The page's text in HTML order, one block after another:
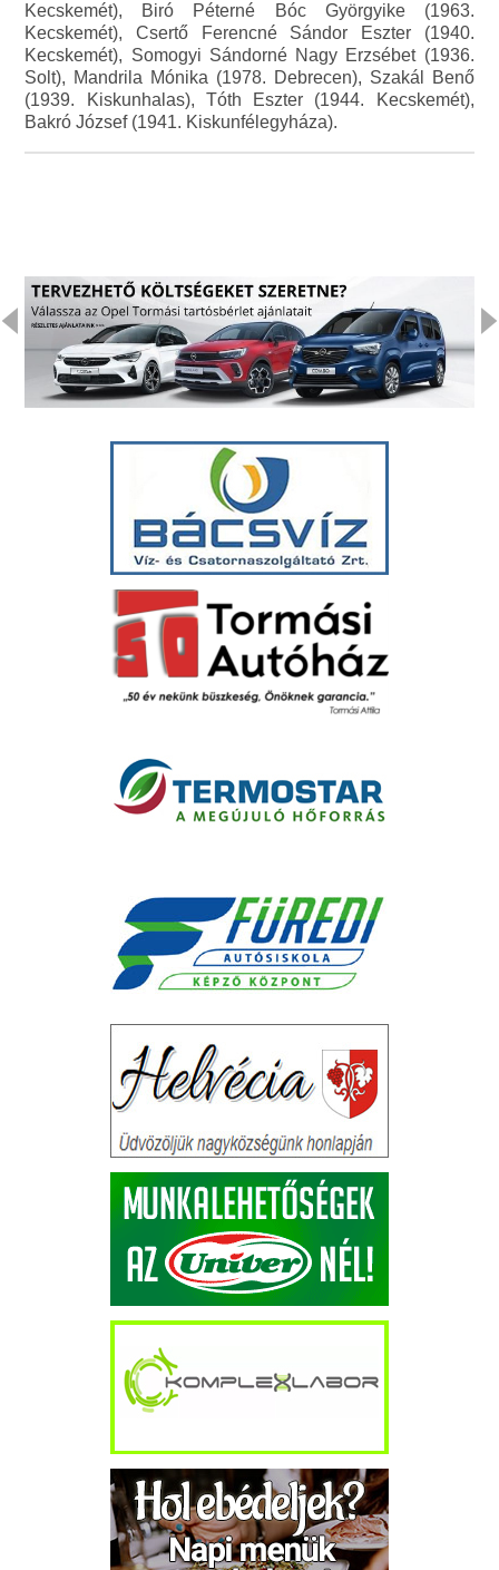
Kecskemét), Biró Péterné Bóc Györgyike (1963.
Kecskemét), Csertő Ferencné Sándor Eszter (1940.
Kecskemét), Somogyi Sándorné Nagy Erzsébet (1936.
Solt), Mandrila Mónika (1978. Debrecen), Szakál Benő
(1939. Kiskunhalas), Tóth Eszter (1944. Kecskemét),
Bakró József (1941. Kiskunfélegyháza).